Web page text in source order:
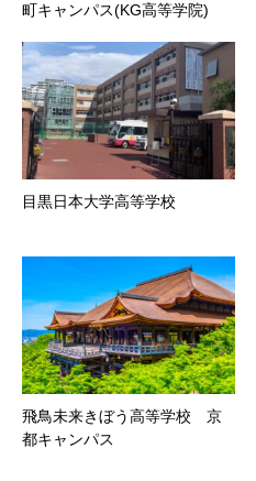
町キャンパス(KG高等学院)
目黒日本大学高等学校
飛鳥未来きぼう高等学校 京
都キャンパス